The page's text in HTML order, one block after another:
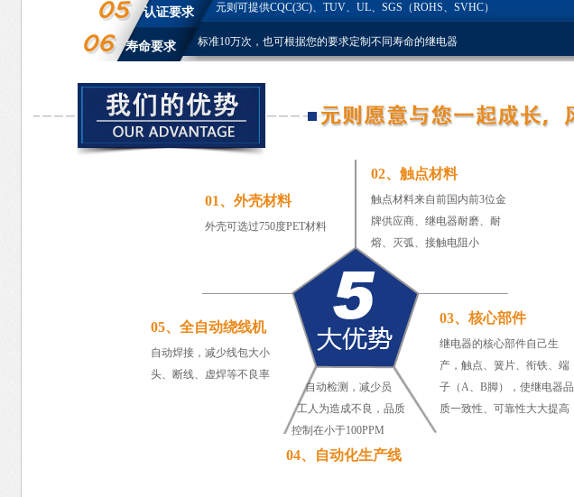
认证要求 元则可提供CQC(3C)、TUV、UL、SGS（ROHS、SVHC）
寿命要求 标准10万次，也可根据您的要求定制不同寿命的继电器
01、外壳材料
外壳可选过750度PET材料
02、触点材料
触点材料来自前国内前3位金
牌供应商、继电器耐磨、耐
熔、灭弧、接触电阻小
05、全自动绕线机
自动焊接，减少线包大小
头、断线、虚焊等不良率
自动检测，减少员
工人为造成不良，品质
控制在小于100PPM
04、自动化生产线
03、核心部件
继电器的核心部件自己生
产，触点、簧片、衔铁、端
子（A、B脚），使继电器品
质一致性、可靠性大大提高